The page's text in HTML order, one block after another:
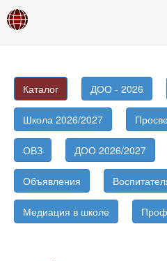
Каталог ДОО - 2026
Школа 2026/2027
ОВЗ ДОО 2026/2027
Объявления
Медиация в школе